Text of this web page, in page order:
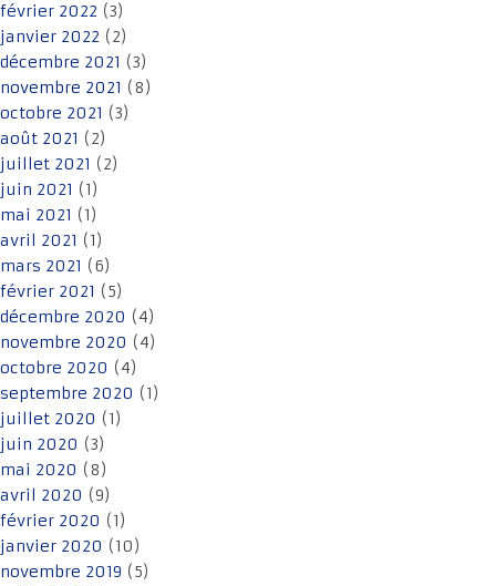
février 2022 (3)
janvier 2022 (2)
décembre 2021 (3)
novembre 2021 (8)
octobre 2021 (3)
août 2021 (2)
juillet 2021 (2)
juin 2021 (1)
mai 2021 (1)
avril 2021 (1)
mars 2021 (6)
février 2021 (5)
décembre 2020 (4)
novembre 2020 (4)
octobre 2020 (4)
septembre 2020 (1)
juillet 2020 (1)
juin 2020 (3)
mai 2020 (8)
avril 2020 (9)
février 2020 (1)
janvier 2020 (10)
novembre 2019 (5)